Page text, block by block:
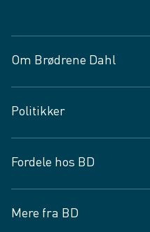
Om Brødrene Dahl
Vagttelefon 30 10 89 89
Spørgsmål og svar
Job og karriere
Fødevarekontrolrapport
Politikker
Privatlivspolitik
Cookies
Vilkår og betingelser
Fordele hos BD
BD app
Mere fra BD